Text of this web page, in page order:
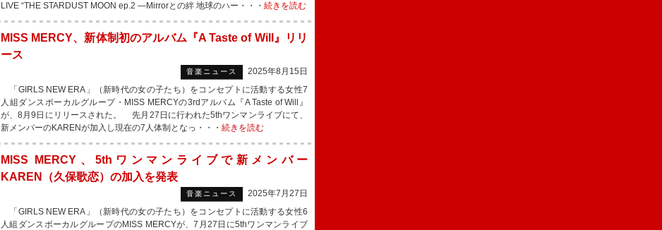
LIVE “THE STARDUST MOON ep.2 ―Mirrorとの絆 地球のハー・・・ 続きを読む
MISS MERCY、新体制初のアルバム『A Taste of Will』リリ
ース
音楽ニュース
2025年8月15日
「GIRLS NEW ERA」（新時代の女の子たち）をコンセプトに活動する女性7
人組ダンスボーカルグループ・MISS MERCYの3rdアルバム『A Taste of Will』
が、8月9日にリリースされた。 先月27日に行われた5thワンマンライブにて、
新メンバーのKARENが加入し現在の7人体制となっ・・・ 続きを読む
MISS MERCY、5thワンマンライブで新メンバー
KAREN（久保歌恋）の加入を発表
音楽ニュース
2025年7月27日
「GIRLS NEW ERA」（新時代の女の子たち）をコンセプトに活動する女性6
人組ダンスボーカルグループのMISS MERCYが、7月27日に5thワンマンライブ